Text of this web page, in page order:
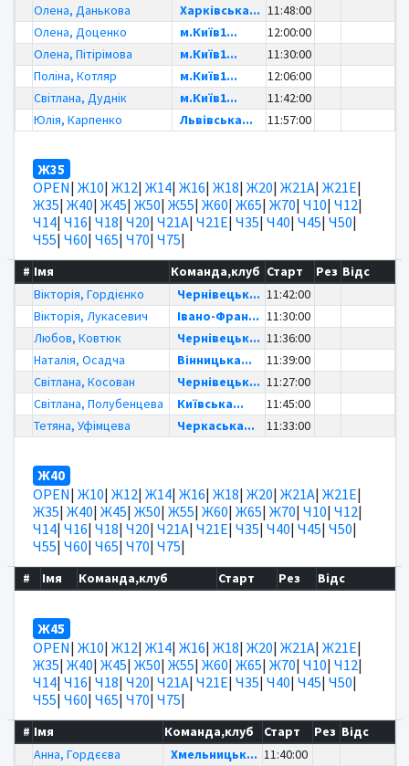
Олена, Данькова
Харківська... 11:48:00
Олена, Доценко
м.Київ1...
12:00:00
Олена, Пітірімова
м.Київ1...
11:30:00
Поліна, Котляр
м.Київ1...
12:06:00
Світлана, Дуднік
м.Київ1...
11:42:00
Юлія, Карпенко
Львівська... 11:57:00
Ж35
OPEN| Ж10| Ж12| Ж14| Ж16| Ж18| Ж20| Ж21А| Ж21Е|
Ж35| Ж40| Ж45| Ж50| Ж55| Ж60| Ж65| Ж70| Ч10| Ч12|
Ч14| Ч16| Ч18| Ч20| Ч21А| Ч21Е| Ч35| Ч40| Ч45| Ч50|
Ч55| Ч60| Ч65| Ч70| Ч75|
# Імя Команда,клуб Старт Рез Відс
Вікторія, Гордієнко
Чернівецьк... 11:42:00
Вікторія, Лукасевич
Івано-Фран... 11:30:00
Любов, Ковтюк
Чернівецьк... 11:36:00
Наталія, Осадча
Вінницька...
11:39:00
Світлана, Косован
Чернівецьк... 11:27:00
Світлана, Полубенцева
Київська...
11:45:00
Тетяна, Уфімцева
Черкаська... 11:33:00
Ж40
OPEN| Ж10| Ж12| Ж14| Ж16| Ж18| Ж20| Ж21А| Ж21Е|
Ж35| Ж40| Ж45| Ж50| Ж55| Ж60| Ж65| Ж70| Ч10| Ч12|
Ч14| Ч16| Ч18| Ч20| Ч21А| Ч21Е| Ч35| Ч40| Ч45| Ч50|
Ч55| Ч60| Ч65| Ч70| Ч75|
# Імя Команда,клуб Старт Рез Відс
Ж45
OPEN| Ж10| Ж12| Ж14| Ж16| Ж18| Ж20| Ж21А| Ж21Е|
Ж35| Ж40| Ж45| Ж50| Ж55| Ж60| Ж65| Ж70| Ч10| Ч12|
Ч14| Ч16| Ч18| Ч20| Ч21А| Ч21Е| Ч35| Ч40| Ч45| Ч50|
Ч55| Ч60| Ч65| Ч70| Ч75|
# Імя Команда,клуб Старт Рез Відс
Анна, Гордєєва
Хмельницьк... 11:40:00